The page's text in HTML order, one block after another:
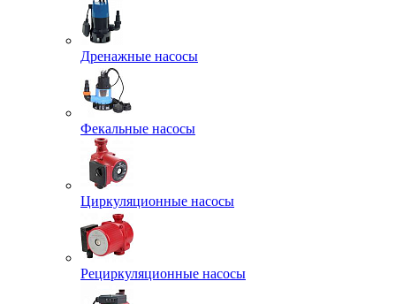
Дренажные насосы
Фекальные насосы
Циркуляционные насосы
Рециркуляционные насосы